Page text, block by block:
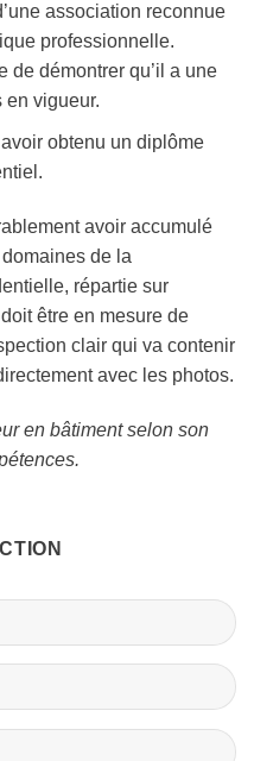
association reconnue
professionnelle.
de démontrer qu’il a une
en vigueur.
obtenu un diplôme
avoir accumulé
de la
répartie sur
être en mesure de
clair qui va contenir
avec les photos.
en bâtiment selon son